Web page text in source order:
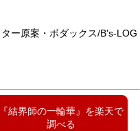
ー原案・ボダックス/B's-LOG
『結界師の一輪華』を楽天で
調べる